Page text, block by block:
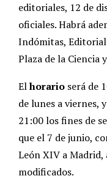
editoriales, 12 de
oficiales. Habrá
Indómitas,
Plaza de la Ciencia
Elhorario será de
de lunes a viernes,
21:00 los fines de
que el 7 de junio,
León XIV a Madrid,
modificados.